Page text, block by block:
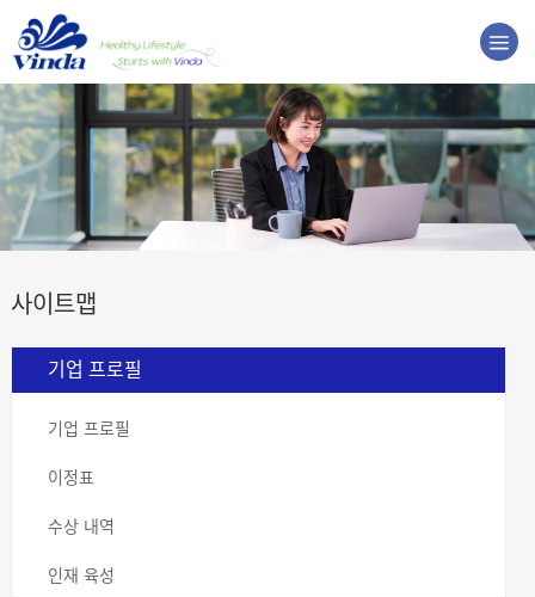
사이트맵
기업 프로필
기업 프로필
이정표
수상 내역
인재 육성